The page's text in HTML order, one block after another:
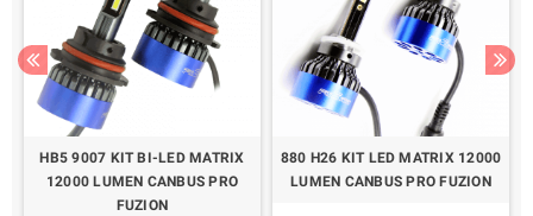
HB5 9007 KIT BI-LED MATRIX
12000 LUMEN CANBUS PRO
FUZION
880 H26 KIT LED MATRIX 12000
LUMEN CANBUS PRO FUZION